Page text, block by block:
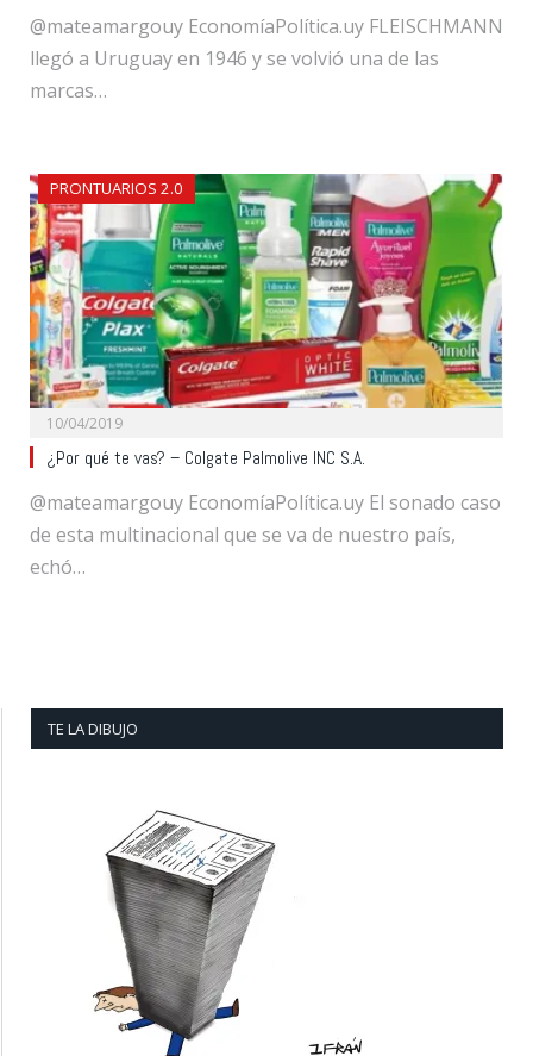
@mateamargouy EconomíaPolítica.uy FLEISCHMANN
llegó a Uruguay en 1946 y se volvió una de las
marcas…
PRONTUARIOS 2.0
10/04/2019
¿Por qué te vas? – Colgate Palmolive INC S.A.
@mateamargouy EconomíaPolítica.uy El sonado caso
de esta multinacional que se va de nuestro país,
echó…
TE LA DIBUJO